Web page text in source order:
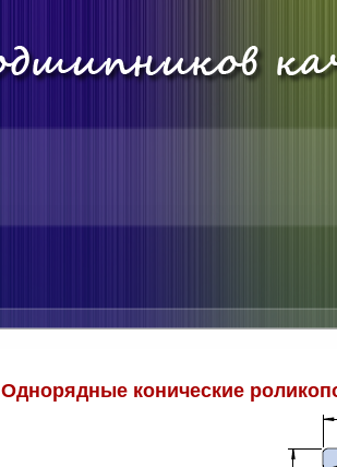
Однорядные конические